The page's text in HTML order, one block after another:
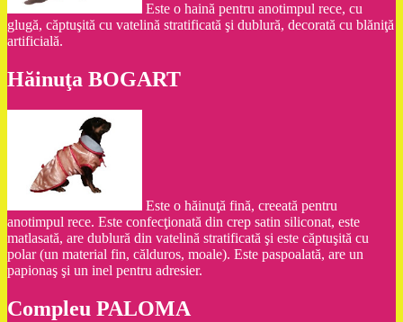
Este o haină pentru anotimpul rece, cu
glugă, căptuşită cu vatelină stratificată şi dublură, decorată cu blăniţă
artificială.
Hăinuţa BOGART
Este o hăinuţă fină, creeată pentru
anotimpul rece. Este confecţionată din crep satin siliconat, este
matlasată, are dublură din vatelină stratificată şi este căptuşită cu
polar (un material fin, călduros, moale). Este paspoalată, are un
papionaş şi un inel pentru adresier.
Compleu PALOMA